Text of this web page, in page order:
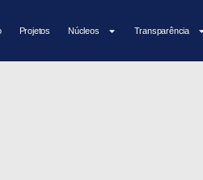
Projetos Núcleos Transparência